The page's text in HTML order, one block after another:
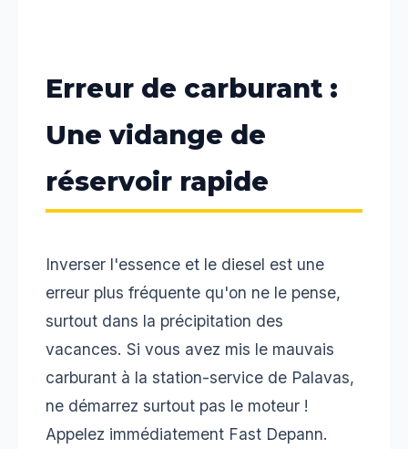
Erreur de carburant :
Une vidange de
réservoir rapide
Inverser l'essence et le diesel est une
erreur plus fréquente qu'on ne le pense,
surtout dans la précipitation des
vacances. Si vous avez mis le mauvais
carburant à la station-service de Palavas,
ne démarrez surtout pas le moteur !
Appelez immédiatement Fast Depann.